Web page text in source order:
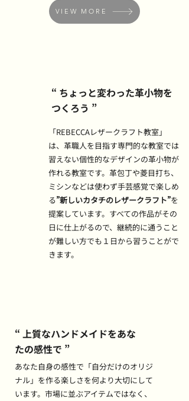
VIEW MORE
“ ちょっと変わった革小物を
つくろう ”
「REBECCAレザークラフト教室」
は、革職人を目指す専門的な教室では
習えない個性的なデザインの革小物が
作れる教室です。革包丁や菱目打ち、
ミシンなどは使わず手芸感覚で楽しめ
る”新しいカタチのレザークラフト”を
提案しています。すべての作品がその
日に仕上がるので、継続的に通うこと
が難しい方でも１日から習うことがで
きます。
“ 上質なハンドメイドをあな
たの感性で ”
あなた自身の感性で「自分だけのオリジ
ナル」を作る楽しさを何より大切にして
います。市場に並ぶアイテムではなく、